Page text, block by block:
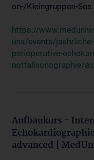
on-/Kleingruppen-
https://
uns/events/
perioperative-
notfallsonographie/
Aufbaukurs -
advanced |